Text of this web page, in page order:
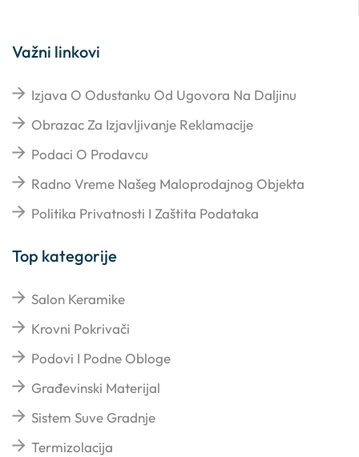
Važni linkovi
Izjava O Odustanku Od Ugovora Na Daljinu
Obrazac Za Izjavljivanje Reklamacije
Podaci O Prodavcu
Radno Vreme Našeg Maloprodajnog Objekta
Politika Privatnosti I Zaštita Podataka
Top kategorije
Salon Keramike
Krovni Pokrivači
Podovi I Podne Obloge
Građevinski Materijal
Sistem Suve Gradnje
Termizolacija